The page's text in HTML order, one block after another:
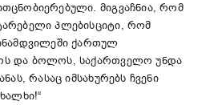
მიგვაჩნია, რომ
პლებისციტი, რომ
ქართულ
და ბოლოს, საქართველო უნდა
რასაც იმსახურებს ჩვენი